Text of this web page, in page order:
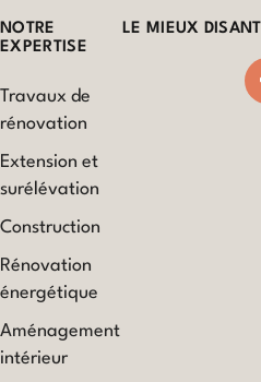
NOTRE
EXPERTISE
Travaux de
rénovation
Extension et
surélévation
Construction
Rénovation
énergétique
Aménagement
intérieur
LE MIEUX DISANT